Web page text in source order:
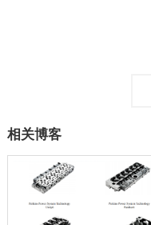
相关博客